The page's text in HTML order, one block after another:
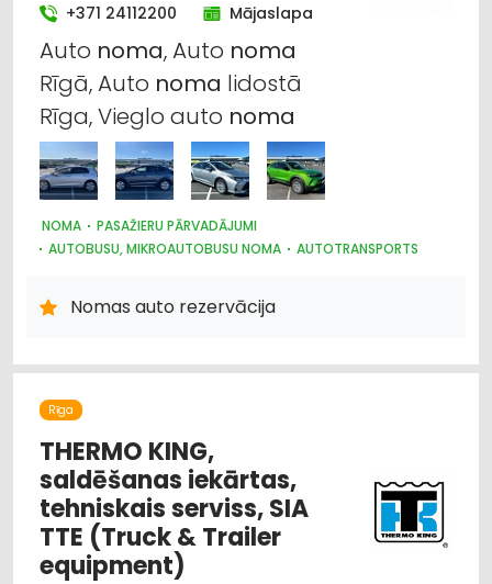
+371 24112200 Mājaslapa
Auto noma, Auto noma
Rīgā, Auto noma lidostā
Rīga, Vieglo auto noma
NOMA
PASAŽIERU PĀRVADĀJUMI
AUTOBUSU, MIKROAUTOBUSU NOMA
AUTOTRANSPORTS
Nomas auto rezervācija
Rīga
THERMO KING,
saldēšanas iekārtas,
tehniskais serviss, SIA
TTE (Truck & Trailer
equipment)